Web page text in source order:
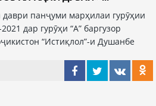
панҷуми марҳилаи гурӯҳии
дар гурӯҳи “А” баргузор
“Истиқлол”-и Душанбе